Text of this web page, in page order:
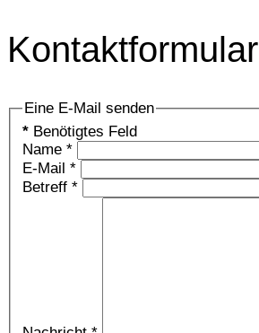
Kontaktformular
Eine E-Mail senden
*Benötigtes Feld
Name*
E-Mail *
Betreff*